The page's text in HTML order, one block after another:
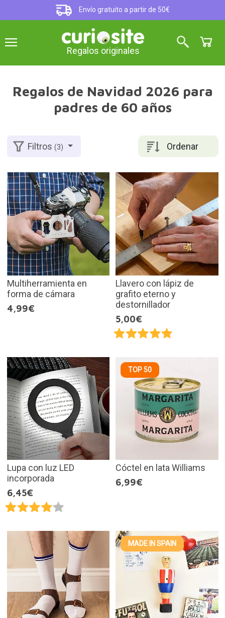
Envío gratuito a partir de 50€
Regalos originales
Regalos de Navidad 2026 para
padres de 60 años
Ordenar
Filtros(3)
Multiherramienta en
forma de cámara
4,99€
Llavero con lápiz de
grafito eterno y
destornillador
5,00€
Lupa con luz LED
incorporada
6,45€
TOP 50
Cóctel en lata Williams
6,99€
MADE IN SPAIN